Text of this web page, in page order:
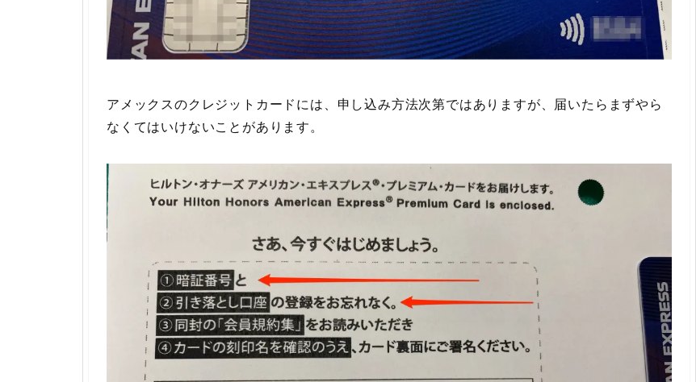
アメックスのクレジットカードには、申し込み方法次第ではありますが、届いたらまずやら
なくてはいけないことがあります。